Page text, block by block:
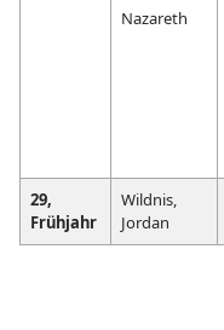
Nazareth
29,
Frühjahr
Wildnis,
Jordan